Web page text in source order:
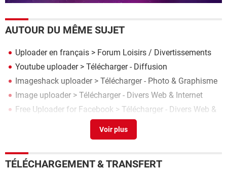
AUTOUR DU MÊME SUJET
Uploader en français > Forum Loisirs / Divertissements
Youtube uploader> Télécharger - Diffusion
Imageshack uploader> Télécharger - Photo & Graphisme
Image uploader > Télécharger - Divers Web & Internet
Free Uploader for Facebook > Télécharger - Divers Web &
TÉLÉCHARGEMENT & TRANSFERT